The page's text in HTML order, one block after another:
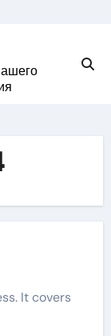
It covers